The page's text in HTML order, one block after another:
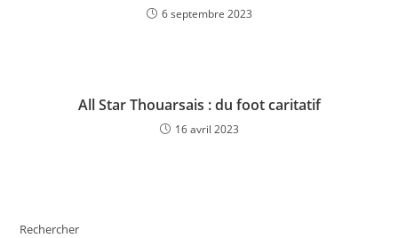
6 septembre 2023
All Star Thouarsais : du foot caritatif
16 avril 2023
Rechercher